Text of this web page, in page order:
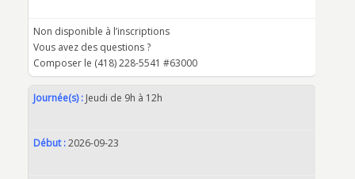
Non disponible à l’inscriptions
Vous avez des questions ?
Composer le (418) 228-5541 #63000
Journée(s) : Jeudi de 9h à 12h
Début :2026-09-23